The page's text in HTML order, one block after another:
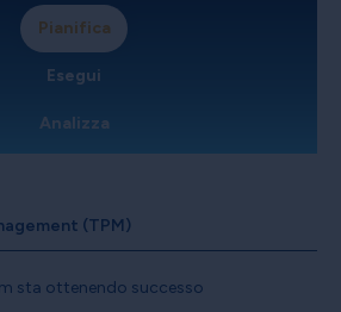
Pianifica
Esegui
Analizza
(TPM)
sta ottenendo successo